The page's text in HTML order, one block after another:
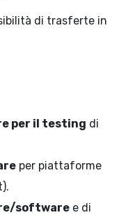
di trasferte in
per il testing di
per piattaforme
software e di